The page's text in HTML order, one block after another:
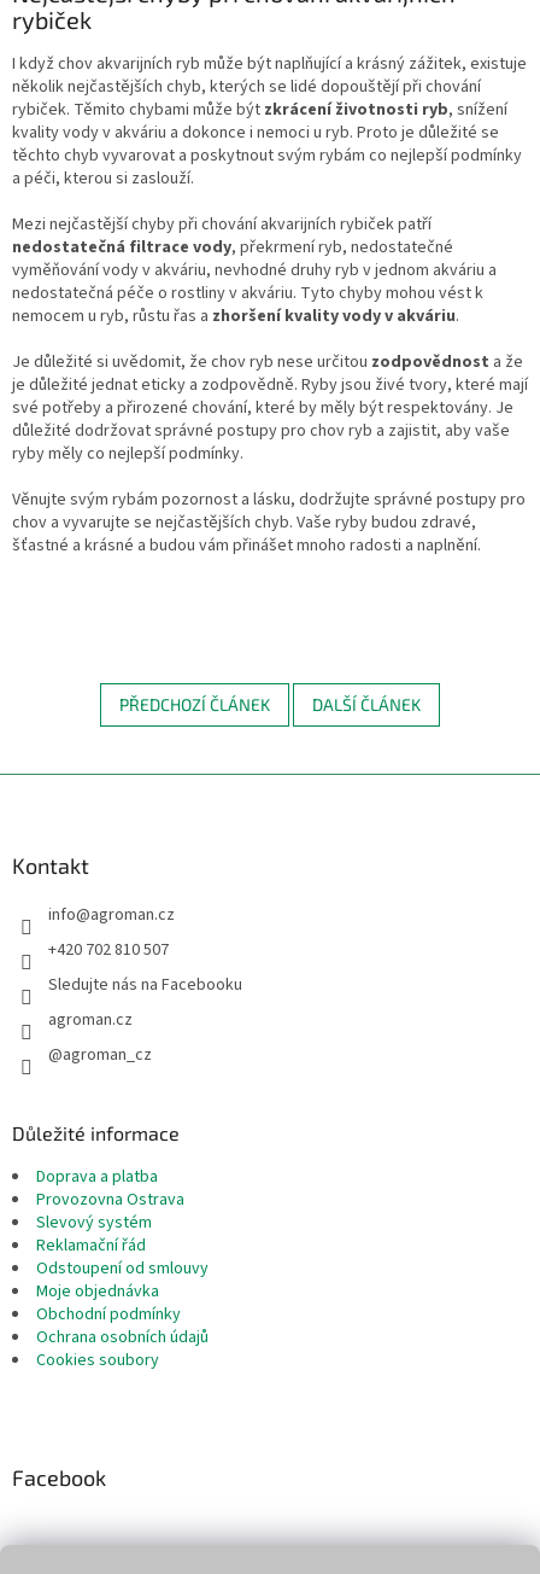
rybiček
I když chov akvarijních ryb může být naplňující a krásný zážitek, existuje
několik nejčastějších chyb, kterých se lidé dopouštějí při chování
rybiček. Těmito chybami může být zkrácení životnosti ryb, snížení
kvality vody v akváriu a dokonce i nemoci u ryb. Proto je důležité se
těchto chyb vyvarovat a poskytnout svým rybám co nejlepší podmínky
a péči, kterou si zaslouží.
Mezi nejčastější chyby při chování akvarijních rybiček patří
nedostatečná filtrace vody, překrmení ryb, nedostatečné
vyměňování vody v akváriu, nevhodné druhy ryb v jednom akváriu a
nedostatečná péče o rostliny v akváriu. Tyto chyby mohou vést k
nemocem u ryb, růstu řas a zhoršení kvality vody v akváriu.
Je důležité si uvědomit, že chov ryb nese určitou zodpovědnost a že
je důležité jednat eticky a zodpovědně. Ryby jsou živé tvory, které mají
své potřeby a přirozené chování, které by měly být respektovány. Je
důležité dodržovat správné postupy pro chov ryb a zajistit, aby vaše
ryby měly co nejlepší podmínky.
Věnujte svým rybám pozornost a lásku, dodržujte správné postupy pro
chov a vyvarujte se nejčastějších chyb. Vaše ryby budou zdravé,
šťastné a krásné a budou vám přinášet mnoho radosti a naplnění.
PŘEDCHOZÍ ČLÁNEK DALŠÍ ČLÁNEK
Kontakt
info@agroman.cz
+420 702 810 507
Sledujte nás na Facebooku
agroman.cz
@agroman_cz
Důležité informace
Doprava a platba
Provozovna Ostrava
Slevový systém
Reklamační řád
Odstoupení od smlouvy
Moje objednávka
Obchodní podmínky
Ochrana osobních údajů
Cookies soubory
Facebook